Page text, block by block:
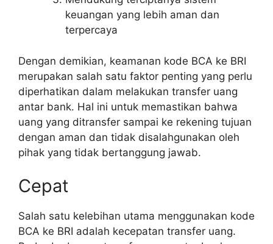
keuangan yang lebih aman dan
terpercaya
Dengan demikian, keamanan kode BCA ke BRI
merupakan salah satu faktor penting yang perlu
diperhatikan dalam melakukan transfer uang
antar bank. Hal ini untuk memastikan bahwa
uang yang ditransfer sampai ke rekening tujuan
dengan aman dan tidak disalahgunakan oleh
pihak yang tidak bertanggung jawab.
Cepat
Salah satu kelebihan utama menggunakan kode
BCA ke BRI adalah kecepatan transfer uang.